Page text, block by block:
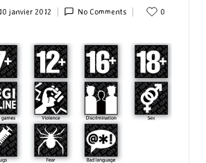
10 janvier 2012 No Comments 0